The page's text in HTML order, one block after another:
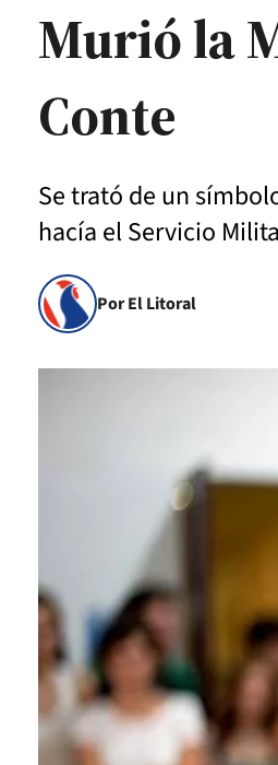
Murió la
Conte
Se trató de un
hacía el Servicio
Por El Litoral